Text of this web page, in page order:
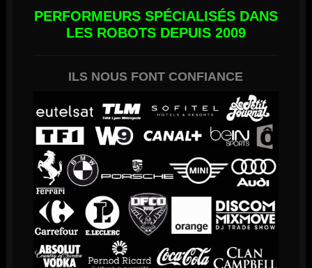
PERFORMEURS SPÉCIALISÉS DANS
LES ROBOTS DEPUIS 2009
ILS NOUS FONT CONFIANCE